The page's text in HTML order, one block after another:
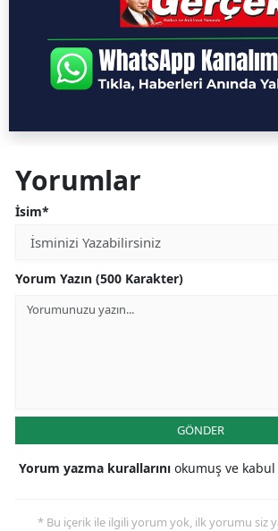
Yorumlar
İsim*
Yorum Yazın (500 Karakter)
GÖNDER
Yorum yazma kurallarını okumuş ve kabul
* Bu içerik ile ilgili yorum yok, ilk yorumu siz